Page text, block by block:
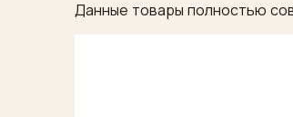
Данные товары полностью